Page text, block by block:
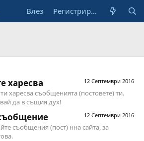
Влез Регистрирай се
12 Септември 2016
харесва
харесва съобщенията (постовете) ти.
да в същия дух!
12 Септември 2016
съобщения (пост) нна сайта, за